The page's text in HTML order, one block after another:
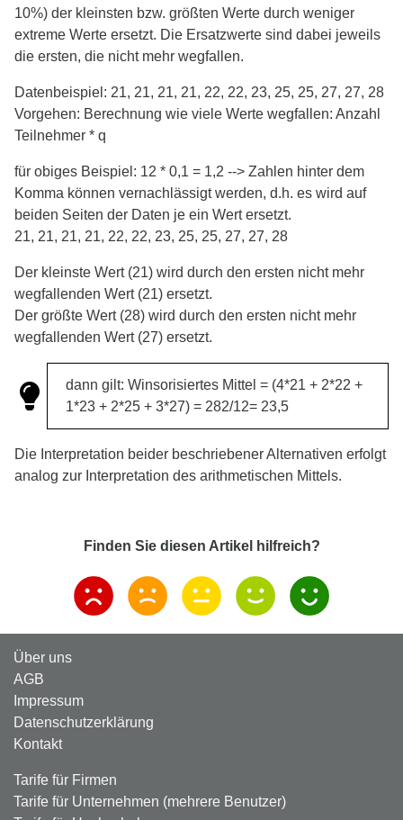
10%) der kleinsten bzw. größten Werte durch weniger
extreme Werte ersetzt. Die Ersatzwerte sind dabei jeweils
die ersten, die nicht mehr wegfallen.
Datenbeispiel: 21, 21, 21, 21, 22, 22, 23, 25, 25, 27, 27, 28
Vorgehen: Berechnung wie viele Werte wegfallen: Anzahl
Teilnehmer * q
für obiges Beispiel: 12 * 0,1 = 1,2 --> Zahlen hinter dem
Komma können vernachlässigt werden, d.h. es wird auf
beiden Seiten der Daten je ein Wert ersetzt.
21, 21, 21, 21, 22, 22, 23, 25, 25, 27, 27, 28
Der kleinste Wert (21) wird durch den ersten nicht mehr
wegfallenden Wert (21) ersetzt.
Der größte Wert (28) wird durch den ersten nicht mehr
wegfallenden Wert (27) ersetzt.
dann gilt: Winsorisiertes Mittel = (4*21 + 2*22 +
1*23 + 2*25 + 3*27) = 282/12= 23,5
Die Interpretation beider beschriebener Alternativen erfolgt
analog zur Interpretation des arithmetischen Mittels.
Finden Sie diesen Artikel hilfreich?
Über uns
AGB
Impressum
Datenschutzerklärung
Kontakt
Tarife für Firmen
Tarife für Unternehmen (mehrere Benutzer)